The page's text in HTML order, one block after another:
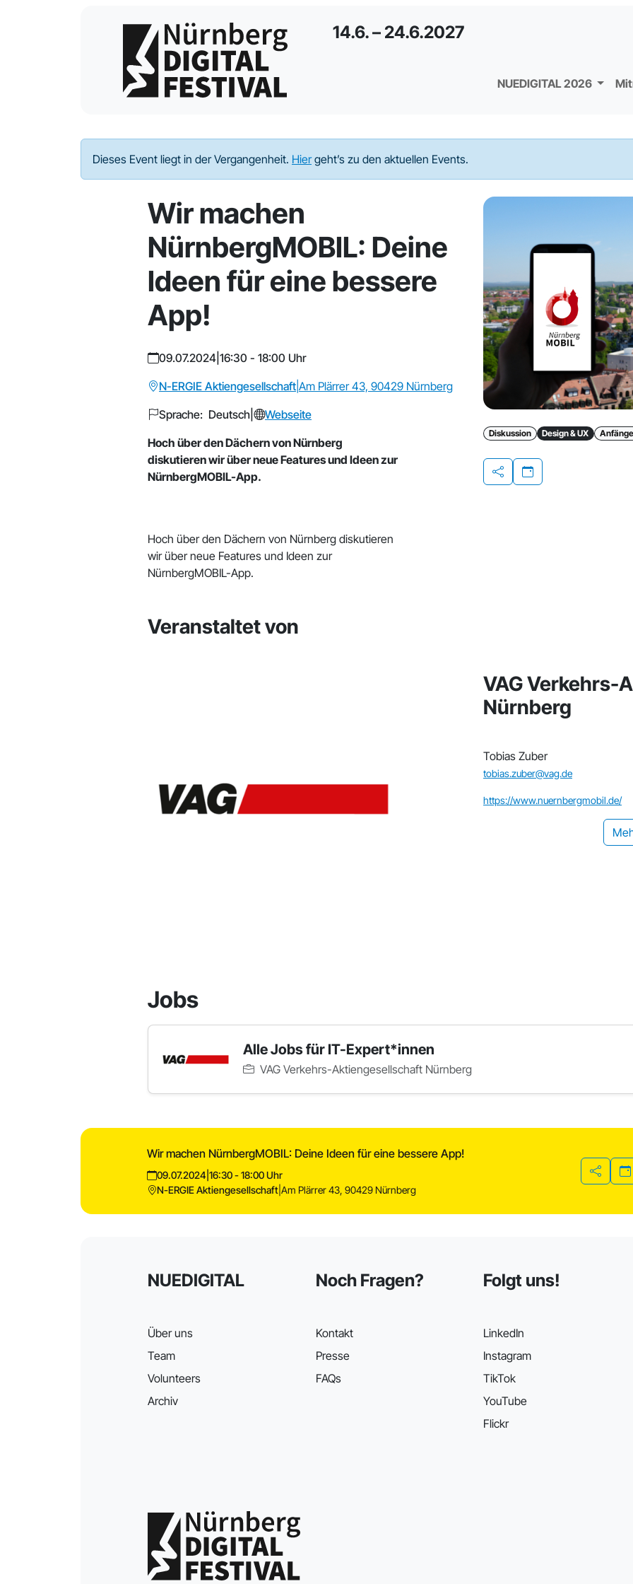
14.6. – 24.6.2027
NUEDIGITAL 2026
Dieses Event liegt in der Vergangenheit. Hiergeht’s zu den aktuellen Events.
Diskussion Design & UX
Teilen
Wir machen
NürnbergMOBIL: Deine
Ideen für eine bessere
App!
09.07.2024 16:30 - 18:00 Uhr
N-ERGIE Aktiengesellschaft Am Plärrer 43, 90429 Nürnberg
Sprache: Deutsch
Webseite
Hoch über den Dächern von Nürnberg
diskutieren wir über neue Features und Ideen zur
NürnbergMOBIL-App.
Hoch über den Dächern von Nürnberg diskutieren
wir über neue Features und Ideen zur
NürnbergMOBIL-App.
Veranstaltet von
VAG Verkehrs-
Nürnberg
Tobias Zuber
tobias.zuber@vag.de
https://www.nuernbergmobil.de/
Jobs
Alle Jobs für IT-Expert*innen
VAG Verkehrs-Aktiengesellschaft Nürnberg
Wir machen NürnbergMOBIL: Deine Ideen für eine bessere App!
09.07.2024 |16:30 - 18:00 Uhr
N-ERGIE Aktiengesellschaft |Am Plärrer 43, 90429 Nürnberg Teilen
NUEDIGITAL
Über uns
Team
Volunteers
Archiv
Noch Fragen?
Kontakt
Presse
FAQs
Folgt uns!
LinkedIn
Instagram
TikTok
YouTube
Flickr